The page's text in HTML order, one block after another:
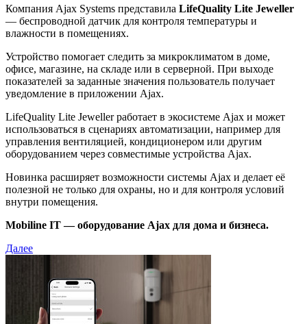
Компания Ajax Systems представила LifeQuality Lite Jeweller
— беспроводной датчик для контроля температуры и
влажности в помещениях.
Устройство помогает следить за микроклиматом в доме,
офисе, магазине, на складе или в серверной. При выходе
показателей за заданные значения пользователь получает
уведомление в приложении Ajax.
LifeQuality Lite Jeweller работает в экосистеме Ajax и может
использоваться в сценариях автоматизации, например для
управления вентиляцией, кондиционером или другим
оборудованием через совместимые устройства Ajax.
Новинка расширяет возможности системы Ajax и делает её
полезной не только для охраны, но и для контроля условий
внутри помещения.
Mobiline IT — оборудование Ajax для дома и бизнеса.
Далее